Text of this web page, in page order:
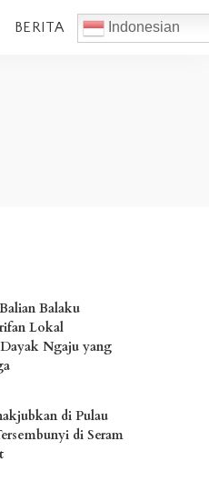
BERITA Indonesian
Balaku
Lokal
Ngaju yang
di Pulau
di Seram